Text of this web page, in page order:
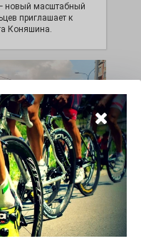
новый масштабный
приглашает к
Коняшина.